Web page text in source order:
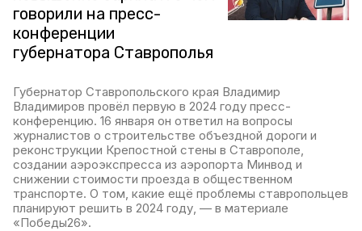
говорили на пресс-
конференции
губернатора Ставрополья
Губернатор Ставропольского края Владимир
Владимиров провёл первую в 2024 году пресс-
конференцию. 16 января он ответил на вопросы
журналистов о строительстве объездной дороги и
реконструкции Крепостной стены в Ставрополе,
создании аэроэкспресса из аэропорта Минвод и
снижении стоимости проезда в общественном
транспорте. О том, какие ещё проблемы ставропольцев
планируют решить в 2024 году, — в материале
«Победы26».